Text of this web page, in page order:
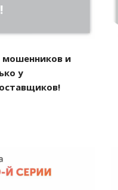
мошенников и
у